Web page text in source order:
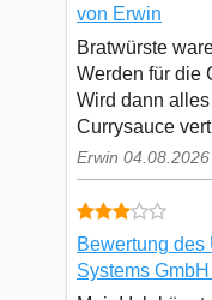
von Erwin
Bratwürste
Werden für die
Wird dann
Currysauce
Erwin 04.08.2026
Bewertung des
Systems